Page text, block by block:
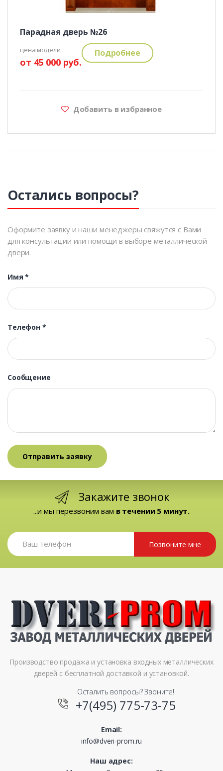
Парадная дверь №26
цена модели:
от 45 000 руб.
Подробнее
Добавить в избранное
Остались вопросы?
Оформите заявку и наши менеджеры свяжутся с Вами
для консультации или помощи в выборе металлической
двери.
Имя*
Телефон *
Сообщение
Закажите звонок
...и мы перезвоним вам в течении 5 минут.
Позвоните мне
Производство продажа и установка входных металлических
дверей с бесплатной доставкой и установкой.
Осталить вопросы? Звоните!
+7(495) 775-73-75
Email:
info@dveri-prom.ru
Наш адрес: